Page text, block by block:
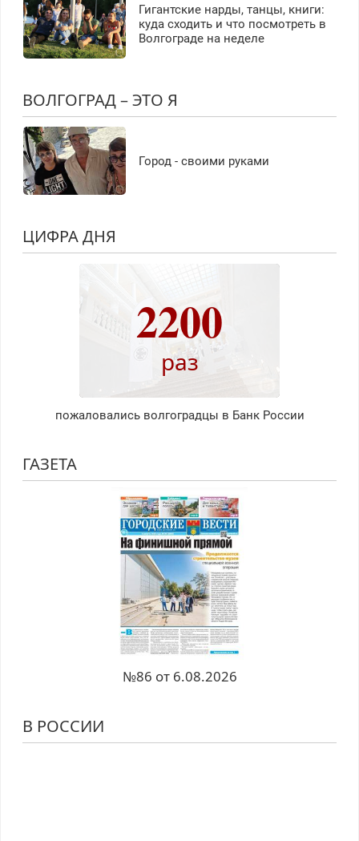
Гигантские нарды, танцы, книги:
куда сходить и что посмотреть в
Волгограде на неделе
ВОЛГОГРАД – ЭТО Я
Город - своими руками
ЦИФРА ДНЯ
2200
раз
пожаловались волгоградцы в Банк России
ГАЗЕТА
№86 от 6.08.2026
В РОССИИ